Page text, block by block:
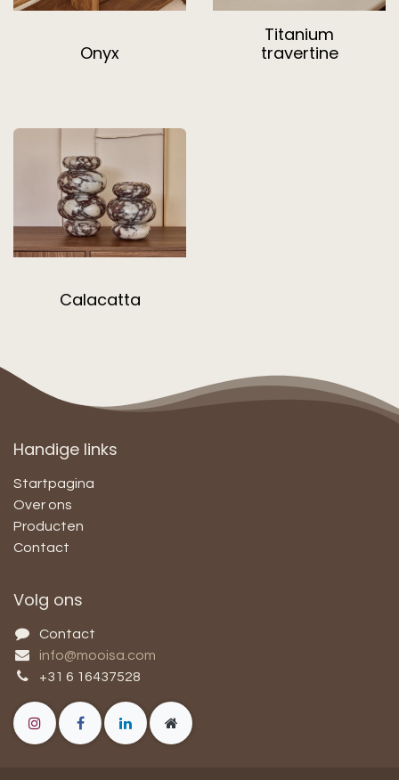
Onyx
Titanium
travertine
Calacatta
Handige links
Startpagina
Over ons
Producten
Contact
Volg ons
Contact
info@mooisa.com
+31 6 16437528